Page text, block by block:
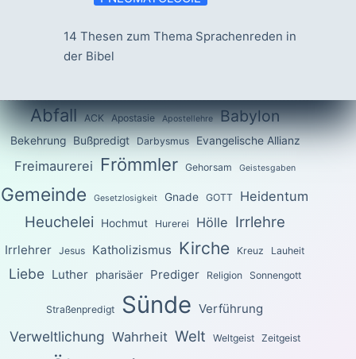
14 Thesen zum Thema Sprachenreden in
der Bibel
Abfall ACK Apostasie Apostellehre Babylon
Bekehrung Bußpredigt Darbysmus Evangelische Allianz
Freimaurerei Frömmler Gehorsam Geistesgaben
Gemeinde Gesetzlosigkeit Gnade GOTT Heidentum
Heuchelei Hochmut Hurerei Hölle Irrlehre
Irrlehrer Jesus Katholizismus Kirche Kreuz Lauheit
Liebe Luther pharisäer Prediger Religion Sonnengott
Straßenpredigt Sünde Verführung
Verweltlichung Wahrheit Welt Weltgeist Zeitgeist